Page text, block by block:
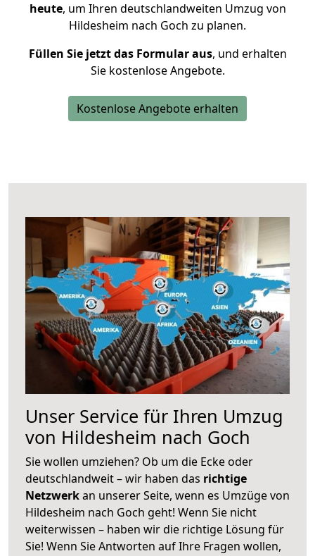
heute, um Ihren deutschlandweiten Umzug von
Hildesheim nach Goch zu planen.
Füllen Sie jetzt das Formular aus, und erhalten
Sie kostenlose Angebote.
Kostenlose Angebote erhalten
Unser Service für Ihren Umzug
von Hildesheim nach Goch
Sie wollen umziehen? Ob um die Ecke oder
deutschlandweit – wir haben das richtige
Netzwerkan unserer Seite, wenn es Umzüge von
Hildesheim nach Goch geht! Wenn Sie nicht
weiterwissen – haben wir die richtige Lösung für
Sie! Wenn Sie Antworten auf Ihre Fragen wollen,